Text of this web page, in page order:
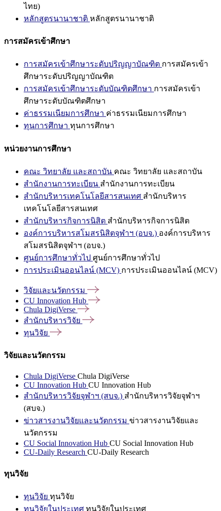
ไทย)
หลักสูตรนานาชาติ หลักสูตรนานาชาติ
การสมัครเข้าศึกษา
การสมัครเข้าศึกษาระดับปริญญาบัณฑิต การสมัครเข้า
ศึกษาระดับปริญญาบัณฑิต
การสมัครเข้าศึกษาระดับบัณฑิตศึกษา การสมัครเข้า
ศึกษาระดับบัณฑิตศึกษา
ค่าธรรมเนียมการศึกษา ค่าธรรมเนียมการศึกษา
ทุนการศึกษา ทุนการศึกษา
หน่วยงานการศึกษา
คณะ วิทยาลัย และสถาบัน คณะ วิทยาลัย และสถาบัน
สำนักงานการทะเบียน สำนักงานการทะเบียน
สำนักบริหารเทคโนโลยีสารสนเทศ สำนักบริหาร
เทคโนโลยีสารสนเทศ
สำนักบริหารกิจการนิสิต สำนักบริหารกิจการนิสิต
องค์การบริหารสโมสรนิสิตจุฬาฯ (อบจ.) องค์การบริหาร
สโมสรนิสิตจุฬาฯ (อบจ.)
ศูนย์การศึกษาทั่วไป ศูนย์การศึกษาทั่วไป
การประเมินออนไลน์ (MCV) การประเมินออนไลน์ (MCV)
วิจัยและนวัตกรรม
CU Innovation Hub
Chula DigiVerse
สำนักบริหารวิจัย
ทุนวิจัย
วิจัยและนวัตกรรม
Chula DigiVerse Chula DigiVerse
CU Innovation Hub CU Innovation Hub
สำนักบริหารวิจัยจุฬาฯ (สบจ.) สำนักบริหารวิจัยจุฬาฯ
(สบจ.)
ข่าวสารงานวิจัยและนวัตกรรม ข่าวสารงานวิจัยและ
นวัตกรรม
CU Social Innovation Hub CU Social Innovation Hub
CU-Daily Research CU-Daily Research
ทุนวิจัย
ทุนวิจัย ทุนวิจัย
ทุนวิจัยในประเทศ ทุนวิจัยในประเทศ